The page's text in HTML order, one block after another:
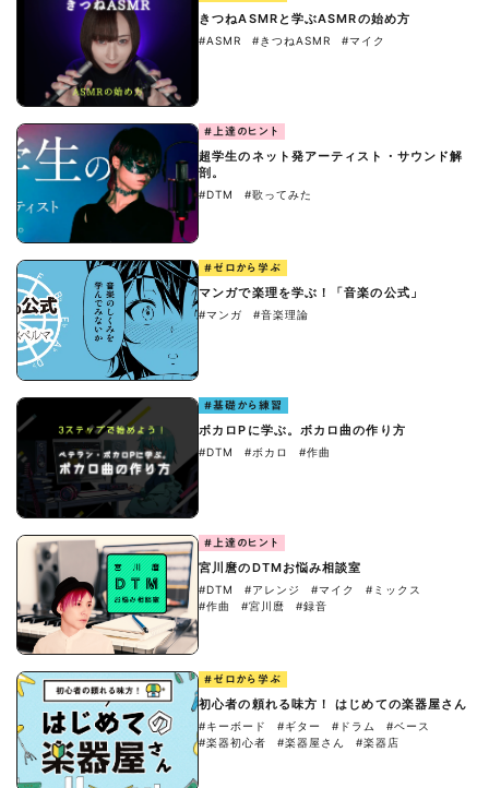
きつねASMRと学ぶASMRの始め方
#ASMR #きつねASMR #マイク
#上達のヒント
超学生のネット発アーティスト・サウンド解
剖。
#DTM #歌ってみた
#ゼロから学ぶ
マンガで楽理を学ぶ！「音楽の公式」
#マンガ #音楽理論
#基礎から練習
ボカロPに学ぶ。ボカロ曲の作り方
#DTM #ボカロ #作曲
#上達のヒント
宮川麿のDTMお悩み相談室
#DTM #アレンジ #マイク
#ミックス
#作曲
#宮川麿 #録音
#ゼロから学ぶ
初心者の頼れる味方！ はじめての楽器屋さん
#キーボード #ギター #ドラム
#ベース
#楽器初心者
#楽器屋さん #楽器店